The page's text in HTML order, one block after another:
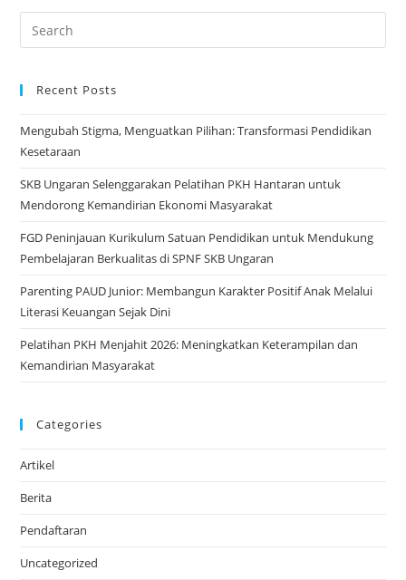
Program
Ajaran
Search
for:
Recent Posts
Mengubah Stigma, Menguatkan Pilihan: Transformasi Pendidikan
Kesetaraan
SKB Ungaran Selenggarakan Pelatihan PKH Hantaran untuk
Mendorong Kemandirian Ekonomi Masyarakat
FGD Peninjauan Kurikulum Satuan Pendidikan untuk Mendukung
Pembelajaran Berkualitas di SPNF SKB Ungaran
Parenting PAUD Junior: Membangun Karakter Positif Anak Melalui
Literasi Keuangan Sejak Dini
Pelatihan PKH Menjahit 2026: Meningkatkan Keterampilan dan
Kemandirian Masyarakat
Categories
Artikel
Berita
Pendaftaran
Uncategorized